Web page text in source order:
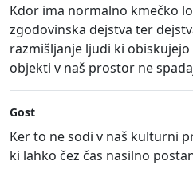
Kdor ima normalno kmečko
zgodovinska dejstva ter
razmišljanje ljudi ki
objekti v naš prostor ne
Gost
Ker to ne sodi v naš kulturni
ki lahko čez čas nasilno